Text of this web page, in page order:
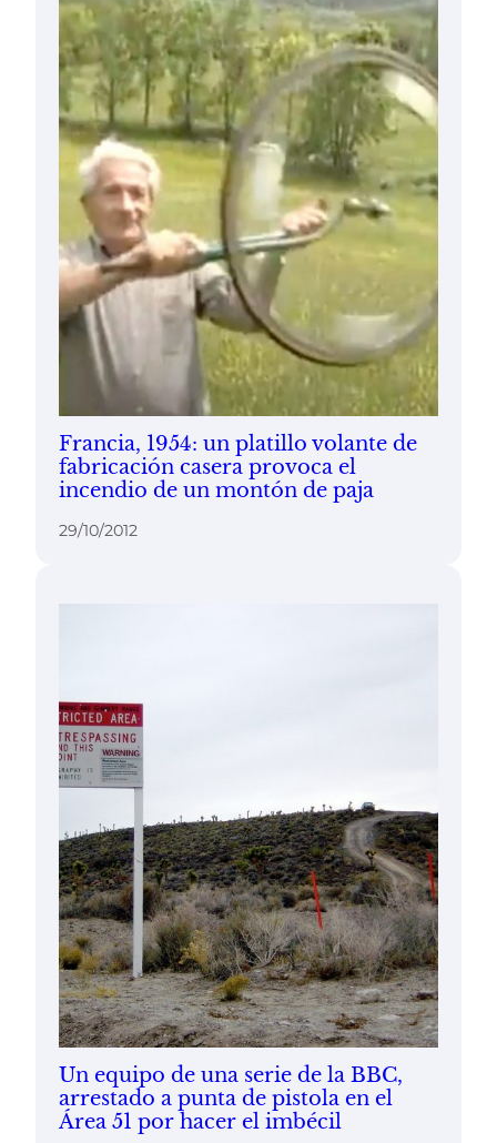
Francia, 1954: un platillo volante de
fabricación casera provoca el
incendio de un montón de paja
29/10/2012
Un equipo de una serie de la BBC,
arrestado a punta de pistola en el
Área 51 por hacer el imbécil